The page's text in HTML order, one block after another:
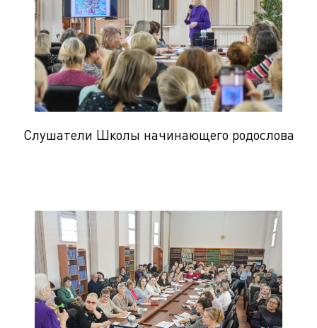
Слушатели Школы начинающего родослова